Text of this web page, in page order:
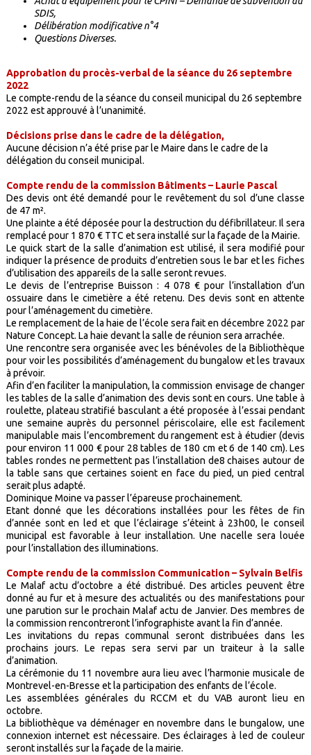
SDIS,
Délibération modificative n°4
Questions Diverses.
Approbation du procès-verbal de la séance du 26 septembre
2022
Le compte-rendu de la séance du conseil municipal du 26 septembre
2022 est approuvé à l’unanimité.
Décisions prise dans le cadre de la délégation,
Aucune décision n’a été prise par le Maire dans le cadre de la
délégation du conseil municipal.
Compte rendu de la commission Bâtiments – Laurie Pascal
Des devis ont été demandé pour le revêtement du sol d’une classe
de 47 m².
Une plainte a été déposée pour la destruction du défibrillateur. Il sera
remplacé pour 1 870 € TTC et sera installé sur la façade de la Mairie.
Le quick start de la salle d’animation est utilisé, il sera modifié pour
indiquer la présence de produits d’entretien sous le bar et les fiches
d’utilisation des appareils de la salle seront revues.
Le devis de l’entreprise Buisson : 4 078 € pour l’installation d’un
ossuaire dans le cimetière a été retenu. Des devis sont en attente
pour l’aménagement du cimetière.
Le remplacement de la haie de l’école sera fait en décembre 2022 par
Nature Concept. La haie devant la salle de réunion sera arrachée.
Une rencontre sera organisée avec les bénévoles de la Bibliothèque
pour voir les possibilités d’aménagement du bungalow et les travaux
à prévoir.
Afin d’en faciliter la manipulation, la commission envisage de changer
les tables de la salle d’animation des devis sont en cours. Une table à
roulette, plateau stratifié basculant a été proposée à l’essai pendant
une semaine auprès du personnel périscolaire, elle est facilement
manipulable mais l’encombrement du rangement est à étudier (devis
pour environ 11 000 € pour 28 tables de 180 cm et 6 de 140 cm). Les
tables rondes ne permettent pas l’installation de8 chaises autour de
la table sans que certaines soient en face du pied, un pied central
serait plus adapté.
Dominique Moine va passer l’épareuse prochainement.
Etant donné que les décorations installées pour les fêtes de fin
d’année sont en led et que l’éclairage s’éteint à 23h00, le conseil
municipal est favorable à leur installation. Une nacelle sera louée
pour l’installation des illuminations.
Compte rendu de la commission Communication – Sylvain Belfis
Le Malaf actu d’octobre a été distribué. Des articles peuvent être
donné au fur et à mesure des actualités ou des manifestations pour
une parution sur le prochain Malaf actu de Janvier. Des membres de
la commission rencontreront l’infographiste avant la fin d’année.
Les invitations du repas communal seront distribuées dans les
prochains jours. Le repas sera servi par un traiteur à la salle
d’animation.
La cérémonie du 11 novembre aura lieu avec l’harmonie musicale de
Montrevel-en-Bresse et la participation des enfants de l’école.
Les assemblées générales du RCCM et du VAB auront lieu en
octobre.
La bibliothèque va déménager en novembre dans le bungalow, une
connexion internet est nécessaire. Des éclairages à led de couleur
seront installés sur la façade de la mairie.